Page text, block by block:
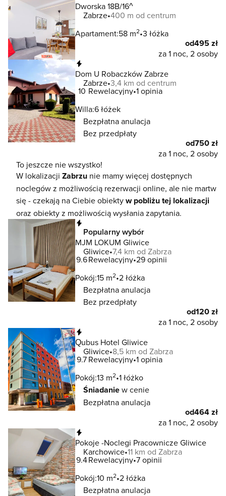
Dworska 18B/16^
Zabrze 400 m od centrum
Apartament:58 m2 3 łóżka
od495 zł
za 1 noc, 2 osoby
Dom U Robaczków Zabrze
Zabrze 3,4 km od centrum
10 Rewelacyjny 1 opinia
Willa:6 łóżek
Bezpłatna anulacja
Bez przedpłaty
od750 zł
za 1 noc, 2 osoby
To jeszcze nie wszystko!
W lokalizacji Zabrzu nie mamy więcej dostępnych
noclegów z możliwością rezerwacji online, ale nie martw
się - czekają na Ciebie obiektyw pobliżu tej lokalizacji
oraz obiekty z możliwością wysłania zapytania.
Popularny wybór
MJM LOKUM Gliwice
Gliwice 7,4 km od Zabrza
9.6Rewelacyjny 29 opinii
Pokój:15 m2 2 łóżka
Bezpłatna anulacja
Bez przedpłaty
od120 zł
za 1 noc, 2 osoby
Qubus Hotel Gliwice
Gliwice 8,5 km od Zabrza
9.7Rewelacyjny 1 opinia
Pokój:13 m2 1 łóżko
Śniadaniew cenie
Bezpłatna anulacja
od464 zł
za 1 noc, 2 osoby
Pokoje -Noclegi Pracownicze Gliwice
Karchowice 11 km od Zabrza
9.4Rewelacyjny 7 opinii
Pokój:10 m2 2 łóżka
Bezpłatna anulacja